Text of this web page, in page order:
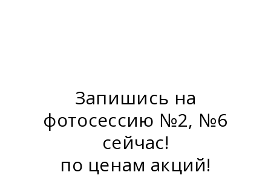
Запишись на
фотосессию №2, №6
сейчас!
по ценам акций!